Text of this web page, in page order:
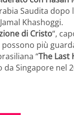
Saudita
Khashoggi.
di Cristo“,
più
“The Last
da Singapore nel